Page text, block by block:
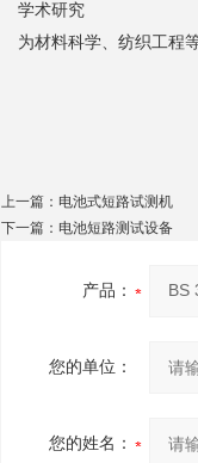
学术研究
为材料科学、纺织工程
上一篇： 电池式短路试测机
下一篇： 电池短路测试设备
产品：
您的单位：
您的姓名：